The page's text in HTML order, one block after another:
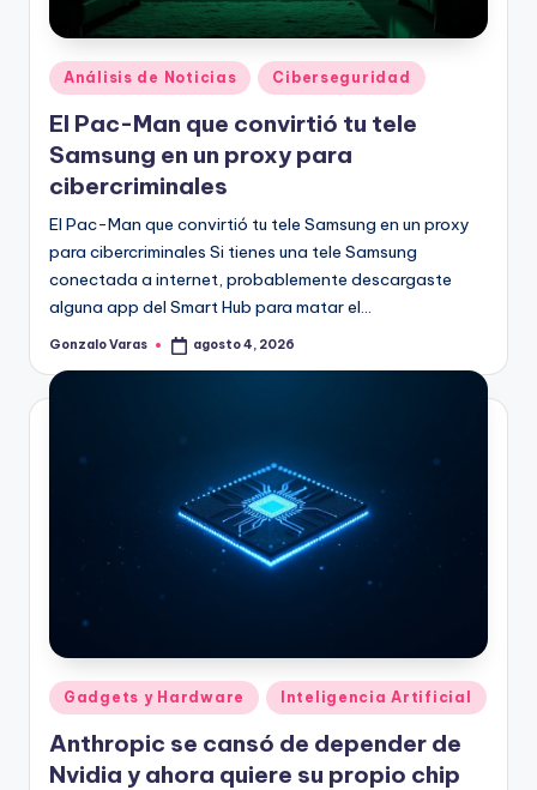
Publicado
en
Análisis de Noticias Ciberseguridad
El Pac-Man que convirtió tu tele
Samsung en un proxy para
cibercriminales
El Pac-Man que convirtió tu tele Samsung en un proxy
para cibercriminales Si tienes una tele Samsung
conectada a internet, probablemente descargaste
alguna app del Smart Hub para matar el…
Publicado
Gonzalo Varas agosto 4, 2026
Publicado
en
Gadgets y Hardware Inteligencia Artificial
Anthropic se cansó de depender de
Nvidia y ahora quiere su propio chip